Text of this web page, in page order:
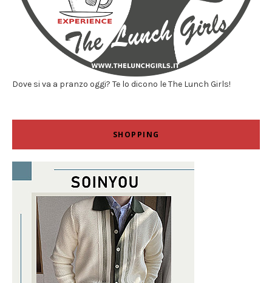
Dove si va a pranzo oggi? Te lo dicono le The Lunch Girls!
SHOPPING